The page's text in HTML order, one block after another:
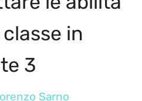
in
3
Sarno